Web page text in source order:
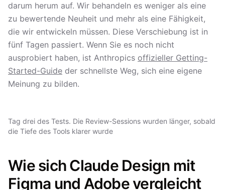
darum herum auf. Wir behandeln es weniger als eine
zu bewertende Neuheit und mehr als eine Fähigkeit,
die wir entwickeln müssen. Diese Verschiebung ist in
fünf Tagen passiert. Wenn Sie es noch nicht
ausprobiert haben, ist Anthropics offizieller Getting-
Started-Guide der schnellste Weg, sich eine eigene
Meinung zu bilden.
Tag drei des Tests. Die Review-Sessions wurden länger, sobald
die Tiefe des Tools klarer wurde
Wie sich Claude Design mit
Figma und Adobe vergleicht